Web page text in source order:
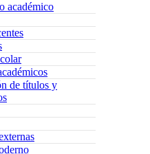
académico
de títulos y